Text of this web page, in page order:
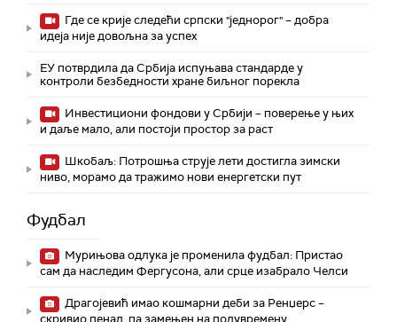
Где се крије следећи српски "једнорог" – добра
идеја није довољна за успех
ЕУ потврдила да Србија испуњава стандарде у
контроли безбедности хране биљног порекла
Инвестициони фондови у Србији – поверење у њих
и даље мало, али постоји простор за раст
Шкобаљ: Потрошња струје лети достигла зимски
ниво, морамо да тражимо нови енергетски пут
Фудбал
Мурињова одлука је променила фудбал: Пристао
сам да наследим Фергусона, али срце изабрало Челси
Драгојевић имао кошмарни деби за Ренџерс –